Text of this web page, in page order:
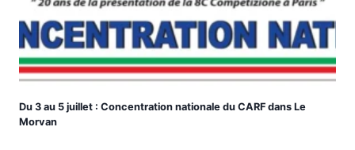
Du 3 au 5 juillet : Concentration nationale du CARF dans Le
Morvan